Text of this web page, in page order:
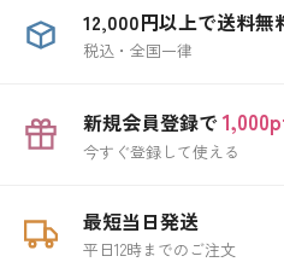
12,000円以上で送料無
税込・全国一律
新規会員登録で
今すぐ登録して使える
最短当日発送
平日12時までのご注文